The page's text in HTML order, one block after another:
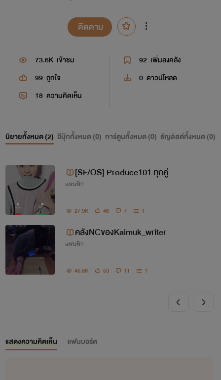
ติดตาม
73.6K เข้าชม 92 เพิ่มลงคลัง
99 ถูกใจ 0 ดาวน์โหลด
18 ความคิดเห็น
นิยายทั้งหมด (2) อีบุ๊กทั้งหมด (0) การ์ตูนทั้งหมด (0) ธัญลิสต์ทั้งหมด (0)
[SF/OS] Produce101 ทุกคู่
แฟนฟิก
27.9K 46 7 1
คลังNCของKaimuk_writer
แฟนฟิก
45.6K 53 11 1
แสดงความคิดเห็น แฟนบอร์ด